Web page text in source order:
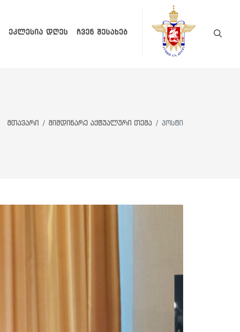
ᲔᲙᲚᲔᲡᲘᲐ ᲓᲦᲔᲡ ᲩᲕᲔᲜ ᲨᲔᲡᲐᲮᲔᲑ
მთავარი მიმდინარე აქტუალური თემა პოსტი